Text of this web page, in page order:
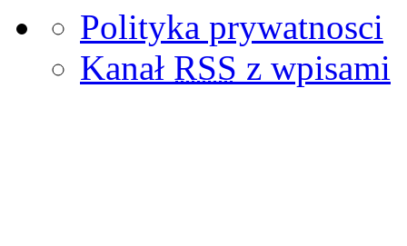
Polityka prywatnosci
Kanał RSS z wpisami